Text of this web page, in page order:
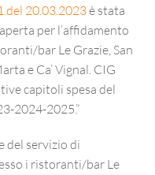
del 20.03.2023è stata
per l’affidamento
bar Le Grazie, San
e Ca’ Vignal. CIG
capitoli spesa del
2024-2025.”
del servizio di
i ristoranti/bar Le